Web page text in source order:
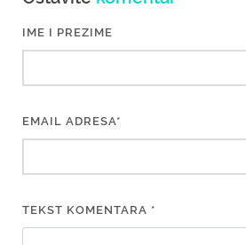
IME I PREZIME
EMAIL ADRESA*
TEKST KOMENTARA *